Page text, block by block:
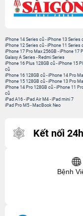
iPhone 14 Series cũ -iPhone 13 Series
iPhone 12 Series cũ -iPhone 11 Series
iPhone 17 Pro Max 256GB -iPhone 17
Galaxy A Series - Redmi Series
iPhone 16 Plus 128GB cũ -iPhone 15
cũ
iPhone 16 128GB cũ -iPhone 14 Pro
iPhone 15 128GB cũ -iPhone 13 Pro
iPhone 14 Pro 128GB cũ -iPhone 11
cũ
iPad A16 -iPad Air M4 -iPad mini 7
iPad Pro M5 - MacBook Neo
Kết nối
Bệnh